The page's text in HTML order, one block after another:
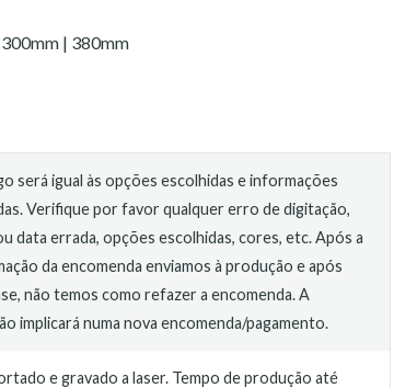
| 380mm
será igual às opções escolhidas e informações
Verifique por favor qualquer erro de digitação,
data errada, opções escolhidas, cores, etc. Após a
da encomenda enviamos à produção e após
não temos como refazer a encomenda. A
implicará numa nova encomenda/pagamento.
e gravado a laser. Tempo de produção até